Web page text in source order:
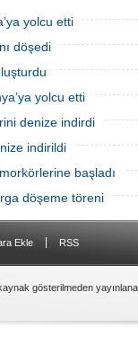
yolcu etti
döşedi
yolcu etti
denize indirdi
indirildi
başladı
döşeme töreni
Ekle RSS
gösterilmeden